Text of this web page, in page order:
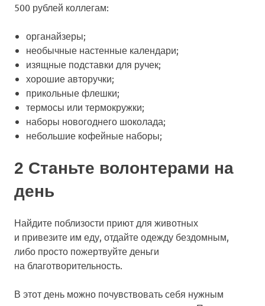
500 рублей коллегам:
органайзеры;
необычные настенные календари;
изящные подставки для ручек;
хорошие авторучки;
прикольные флешки;
термосы или термокружки;
наборы новогоднего шоколада;
небольшие кофейные наборы;
2 Станьте волонтерами на
день
Найдите поблизости приют для животных
и привезите им еду, отдайте одежду бездомным,
либо просто пожертвуйте деньги
на благотворительность.
В этот день можно почувствовать себя нужным